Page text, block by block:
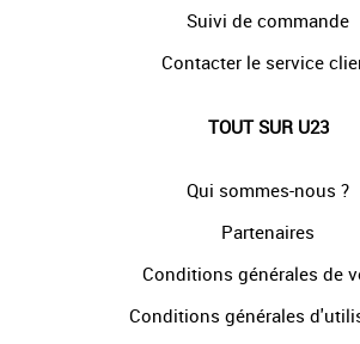
Suivi de commande
Contacter le service
TOUT SUR U23
Qui sommes-nous ?
Partenaires
Conditions générales de
Conditions générales